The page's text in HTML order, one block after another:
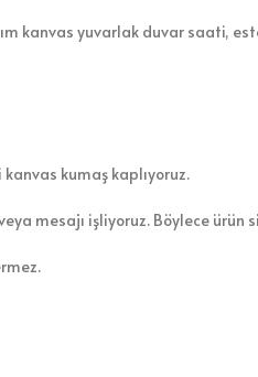
kanvas yuvarlak duvar saati,
kumaş kaplıyoruz.
mesajı işliyoruz. Böylece ürün